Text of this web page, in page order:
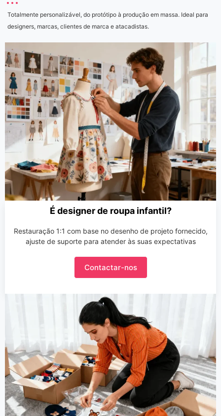
Totalmente personalizável, do protótipo à produção em massa. Ideal para
designers, marcas, clientes de marca e atacadistas.
É designer de roupa infantil?
Restauração 1:1 com base no desenho de projeto fornecido,
ajuste de suporte para atender às suas expectativas
Contactar-nos